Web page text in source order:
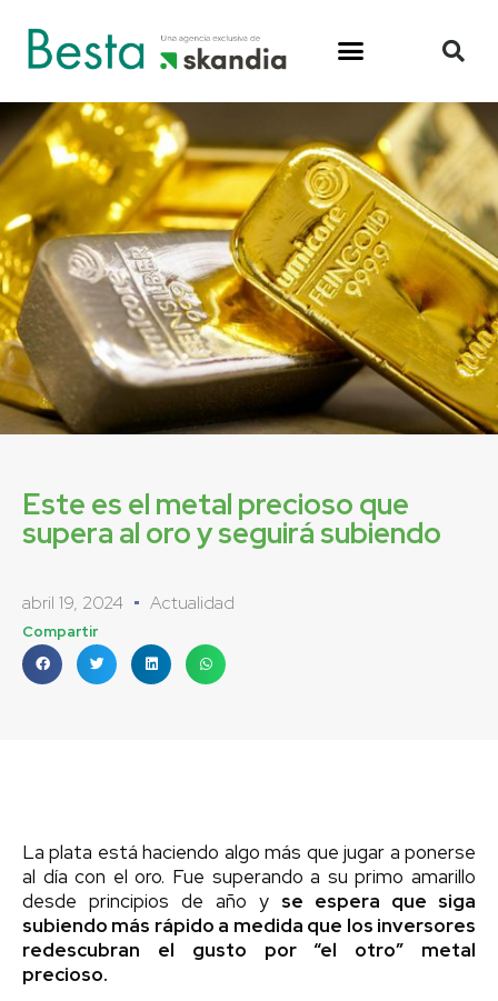
Este es el metal precioso que
supera al oro y seguirá subiendo
abril 19, 2024 Actualidad
Compartir
La plata está haciendo algo más que jugar a ponerse
al día con el oro. Fue superando a su primo amarillo
desde principios de año y se espera que siga
subiendo más rápido a medida que los inversores
redescubran el gusto por “el otro” metal
precioso.